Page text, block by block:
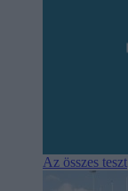
Az összes teszt